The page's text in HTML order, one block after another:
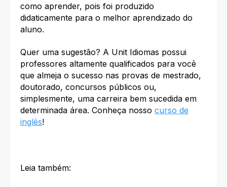
como aprender, pois foi produzido
didaticamente para o melhor aprendizado do
aluno.
Quer uma sugestão? A Unit Idiomas possui
professores altamente qualificados para você
que almeja o sucesso nas provas de mestrado,
doutorado, concursos públicos ou,
simplesmente, uma carreira bem sucedida em
determinada área. Conheça nosso curso de
inglês!
Leia também: